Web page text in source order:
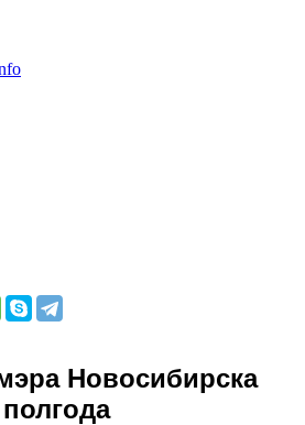
Новосибирска